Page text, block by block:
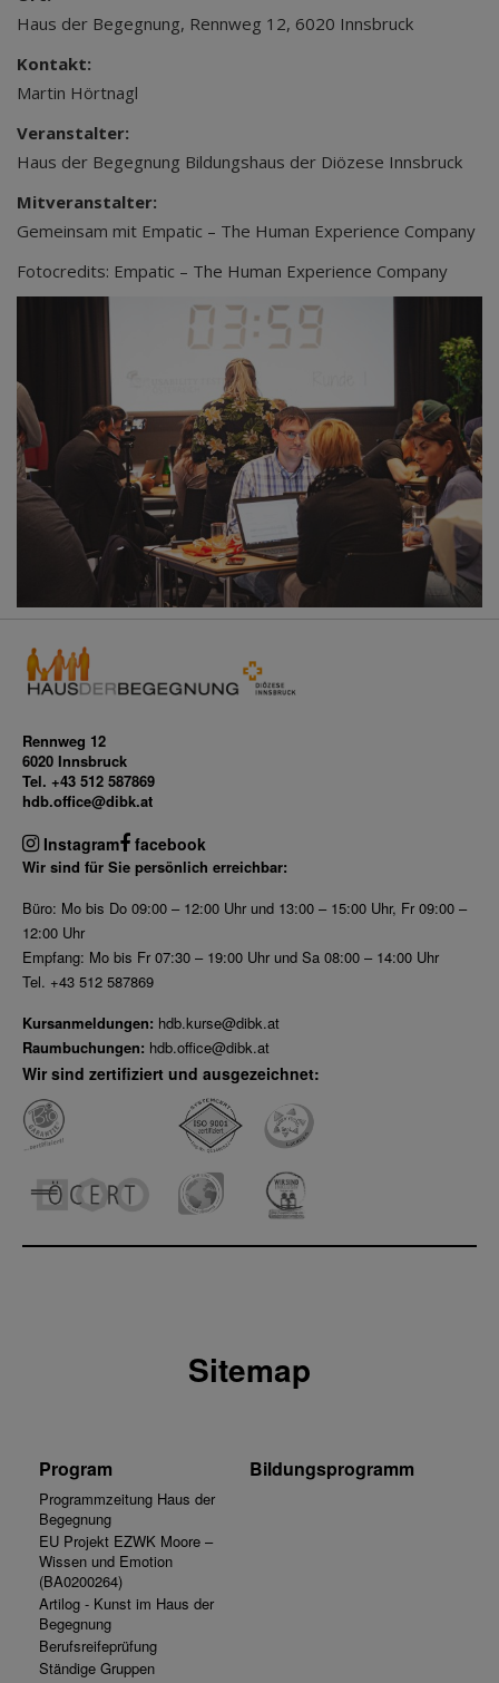
Haus der Begegnung, Rennweg 12, 6020 Innsbruck
Kontakt:
Martin Hörtnagl
Veranstalter:
Haus der Begegnung Bildungshaus der Diözese Innsbruck
Mitveranstalter:
Gemeinsam mit Empatic – The Human Experience Company
Fotocredits: Empatic – The Human Experience Company
Rennweg 12
6020 Innsbruck
Tel. +43 512 587869
hdb.office@dibk.at
Instagram facebook
Wir sind für Sie persönlich erreichbar:
Büro: Mo bis Do 09:00 – 12:00 Uhr und 13:00 – 15:00 Uhr, Fr 09:00 –
12:00 Uhr
Empfang: Mo bis Fr 07:30 – 19:00 Uhr und Sa 08:00 – 14:00 Uhr
Tel. +43 512 587869
Kursanmeldungen: hdb.kurse@dibk.at
Raumbuchungen: hdb.office@dibk.at
Wir sind zertifiziert und ausgezeichnet:
Sitemap
Program
Programmzeitung Haus der
Begegnung
EU Projekt EZWK Moore –
Wissen und Emotion
(BA0200264)
Artilog - Kunst im Haus der
Begegnung
Berufsreifeprüfung
Ständige Gruppen
Bildungsprogramm